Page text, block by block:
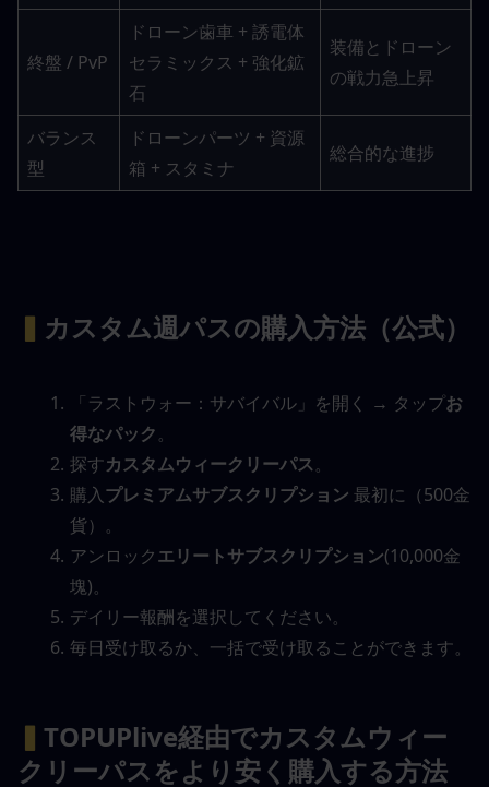
終盤 / PvP
ドローン歯車 + 誘電体
セラミックス + 強化鉱
石
装備とドローン
の戦力急上昇
バランス
型
ドローンパーツ + 資源
箱 + スタミナ
総合的な進捗
▍ カスタム週パスの購入方法（公式）
「ラストウォー：サバイバル」を開く → タップお
得なパック。
探すカスタムウィークリーパス。
購入プレミアムサブスクリプション 最初に（500金
貨）。
アンロックエリートサブスクリプション(10,000金
塊)。
デイリー報酬を選択してください。
毎日受け取るか、一括で受け取ることができます。
▍ TOPUPlive経由でカスタムウィー
クリーパスをより安く購入する方法